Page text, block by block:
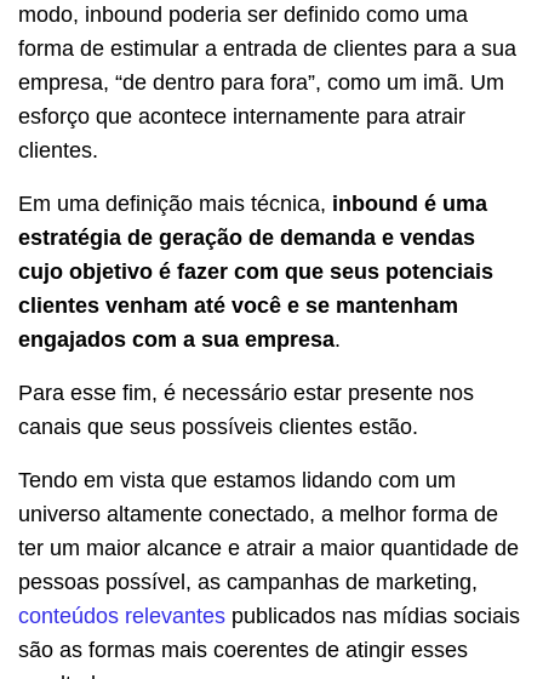
modo, inbound poderia ser definido como uma
forma de estimular a entrada de clientes para a sua
empresa, “de dentro para fora”, como um imã. Um
esforço que acontece internamente para atrair
clientes.
Em uma definição mais técnica, inbound é uma
estratégia de geração de demanda e vendas
cujo objetivo é fazer com que seus potenciais
clientes venham até você e se mantenham
engajados com a sua empresa.
Para esse fim, é necessário estar presente nos
canais que seus possíveis clientes estão.
Tendo em vista que estamos lidando com um
universo altamente conectado, a melhor forma de
ter um maior alcance e atrair a maior quantidade de
pessoas possível, as campanhas de marketing,
conteúdos relevantes publicados nas mídias sociais
são as formas mais coerentes de atingir esses